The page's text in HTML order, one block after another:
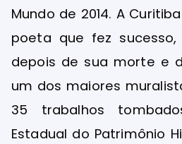
Mundo de 2014. A
poeta que fez
depois de sua morte e
um dos maiores
35 trabalhos
Estadual do Patrimônio